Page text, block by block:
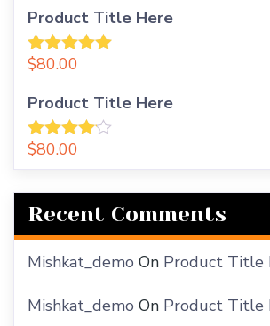
Of 5
Product Title Here
Rated5.00
$80.00
Product Title Here
Rated
4.00Out
$80.00
Recent Comments
Mishkat_demo On Product Title
Mishkat_demo On Product Title